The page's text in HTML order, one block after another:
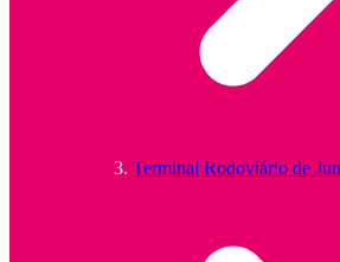
Terminal Rodoviário de